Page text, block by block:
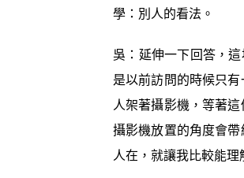
學：別人的看法。
吳：延伸一下回答，
是以前訪問的時候只
人架著攝影機，等著
攝影機放置的角度會
人在，就讓我比較能理